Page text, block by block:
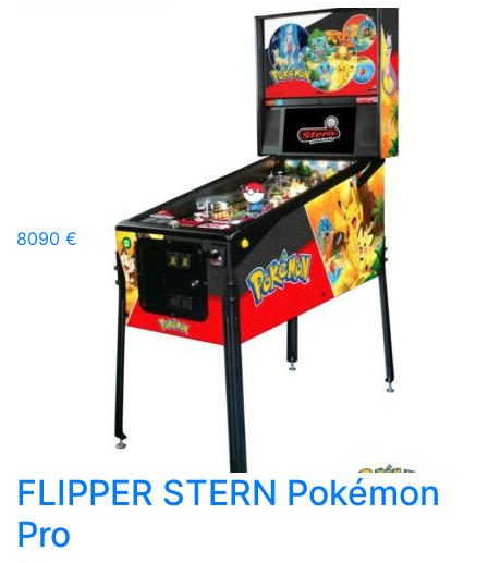
8090 €
FLIPPER STERN Pokémon
Pro